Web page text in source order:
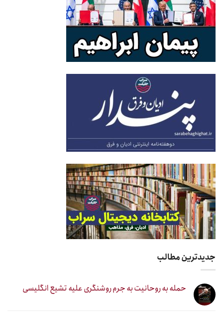
جدیدترین مطالب
حمله به روحانیت به جرم روشنگری علیه تشیع انگلیسی